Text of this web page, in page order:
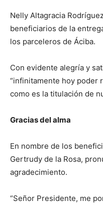
Nelly Altagracia
beneficiarios de la
los parceleros de Áciba.
Con evidente alegría y
“infinitamente hoy poder
como es la titulación de
Gracias del alma
En nombre de los
Gertrudy de la Rosa,
agradecimiento.
“Señor Presidente, me